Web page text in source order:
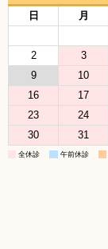
日 月
2
3
9
10
16
17
23
24
30
31
全休診 午前休診